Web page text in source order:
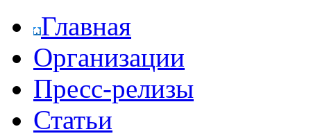
Главная
Организации
Пресс-релизы
Статьи